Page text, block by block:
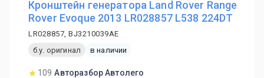
Кронштейн генератора Land Rover Range
Rover Evoque 2013 LR028857 L538 224DT
LR028857, BJ3210039AE
б.у. оригинал
в наличии
109 Авторазбор Автолего